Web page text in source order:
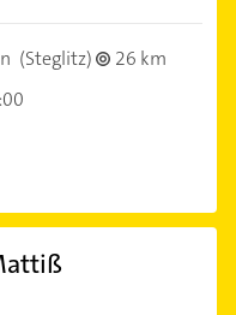
(Steglitz)
26 km